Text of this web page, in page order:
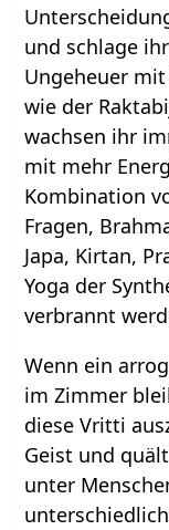
und schlage
Ungeheuer
wie der
wachsen ihr
mit mehr
Kombination
Fragen,
Japa, Kirtan,
Yoga der
verbrannt
Wenn ein
im Zimmer
diese Vritti
Geist und
unter